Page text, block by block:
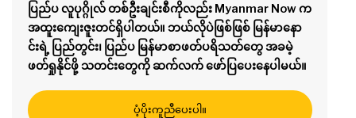
ပြည်ပ လူပုဂ္ဂိုလ် တစ်ဦးချင်းစီကိုလည်း Myanmar Now က
အထူးကျေးဇူးတင်ရှိပါတယ်။ ဘယ်လိုပဲဖြစ်ဖြစ် မြန်မာနော
င်းရဲ့ ပြည်တွင်း၊ ပြည်ပ မြန်မာစာဖတ်ပရိသတ်တွေ အခမဲ့
ဖတ်ရှုနိုင်ဖို့ သတင်းတွေကို ဆက်လက် ဖော်ပြပေးနေပါမယ်။
ပံ့ပိုးကူညီပေးပါ။